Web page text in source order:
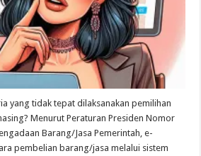
yang tidak tepat dilaksanakan pemilihan
Menurut Peraturan Presiden Nomor
Barang/Jasa Pemerintah, e-
pembelian barang/jasa melalui sistem